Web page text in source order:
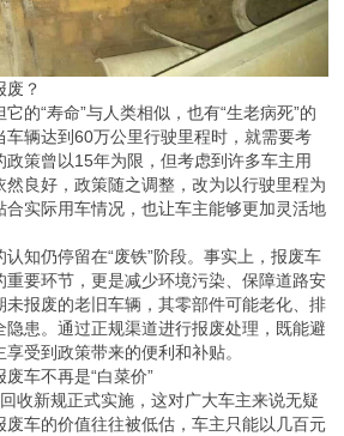
废？
的“寿命”与人类相似，也有“生老病死”的
车辆达到60万公里行驶里程时，就需要考
政策曾以15年为限，但考虑到许多车主用
良好，政策随之调整，改为以行驶里程为
合实际用车情况，也让车主能够更加灵活地
知仍停留在“废铁”阶段。事实上，报废车
重要环节，更是减少环境污染、保障道路安
未报废的老旧车辆，其零部件可能老化、排
隐患。通过正规渠道进行报废处理，既能避
受到政策带来的便利和补贴。
车不再是“白菜价”
收新规正式实施，这对广大车主来说无疑
废车的价值往往被低估，车主只能以几百元